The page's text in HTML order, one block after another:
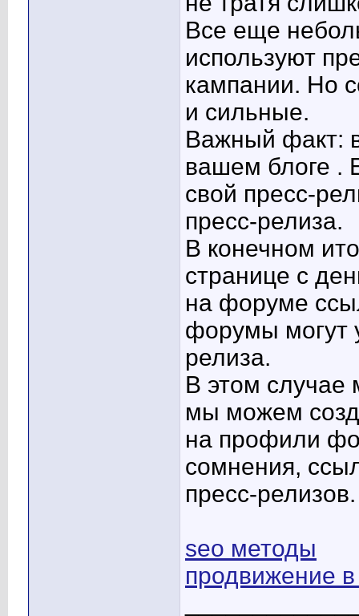
Все еще
используют
кампании. Но
и сильные.
Важный факт:
вашем блоге .
свой пресс-
пресс-релиза.
В конечном
странице с
на форуме
форумы могут
релиза.
В этом
мы можем
на профили
сомнения,
пресс-релизов.
seo методы
продвижение в